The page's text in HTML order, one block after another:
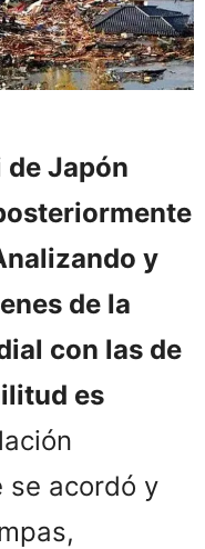
Japón
y
de la
con las de
es
se acordó y